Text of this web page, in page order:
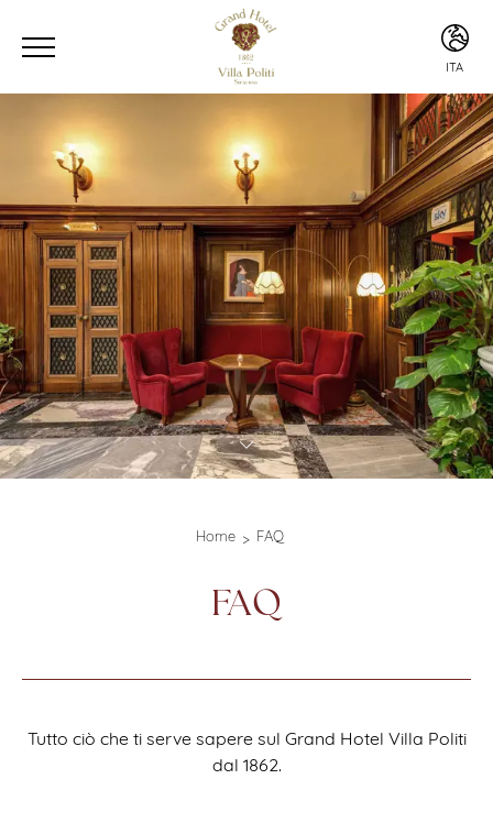
ITA
ENG
ITA
ESP
CHI
Home FAQ
FAQ
Tutto ciò che ti serve sapere sul Grand Hotel Villa Politi
dal 1862.